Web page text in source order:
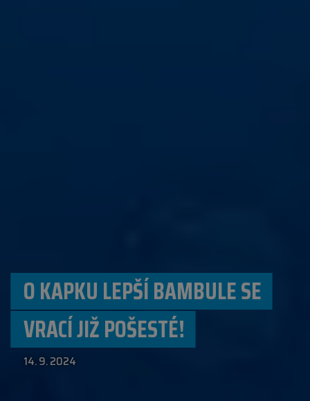
O KAPKU LEPŠÍ BAMBULE SE
VRACÍ JIŽ POŠESTÉ!
14. 9. 2024